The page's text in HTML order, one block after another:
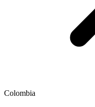
Colombia